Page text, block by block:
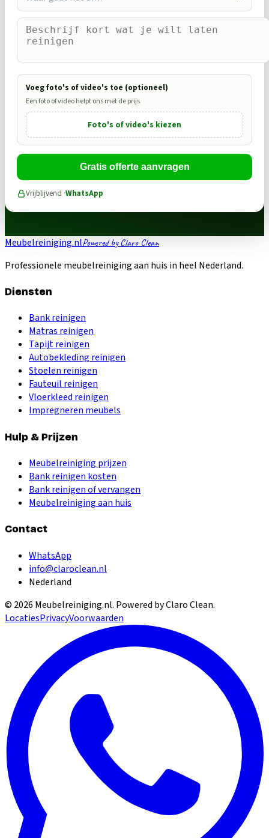
Voeg foto's of video's toe (optioneel)
Een foto of video helpt ons met de prijs
Foto's of video's kiezen
Gratis offerte aanvragen
Vrijblijvend ·WhatsApp
Meubelreiniging.nlPowered by Claro Clean
Professionele meubelreiniging aan huis in heel Nederland.
Diensten
Bank reinigen
Matras reinigen
Tapijt reinigen
Autobekleding reinigen
Stoelen reinigen
Fauteuil reinigen
Vloerkleed reinigen
Impregneren meubels
Hulp & Prijzen
Meubelreiniging prijzen
Bank reinigen kosten
Bank reinigen of vervangen
Meubelreiniging aan huis
Contact
WhatsApp
info@claroclean.nl
Nederland
© 2026 Meubelreiniging.nl. Powered by Claro Clean.
LocatiesPrivacyVoorwaarden